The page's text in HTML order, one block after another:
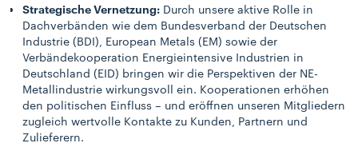
Strategische Vernetzung:Durch unsere aktive Rolle in
Dachverbänden wie dem Bundesverband der Deutschen
Industrie (BDI), European Metals (EM) sowie der
Verbändekooperation Energieintensive Industrien in
Deutschland (EID) bringen wir die Perspektiven der NE-
Metallindustrie wirkungsvoll ein. Kooperationen erhöhen
den politischen Einfluss – und eröffnen unseren Mitgliedern
zugleich wertvolle Kontakte zu Kunden, Partnern und
Zulieferern.